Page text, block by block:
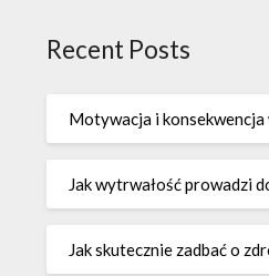
Recent Posts
Motywacja i konsekwencja
Jak wytrwałość prowadzi
Jak skutecznie zadbać o